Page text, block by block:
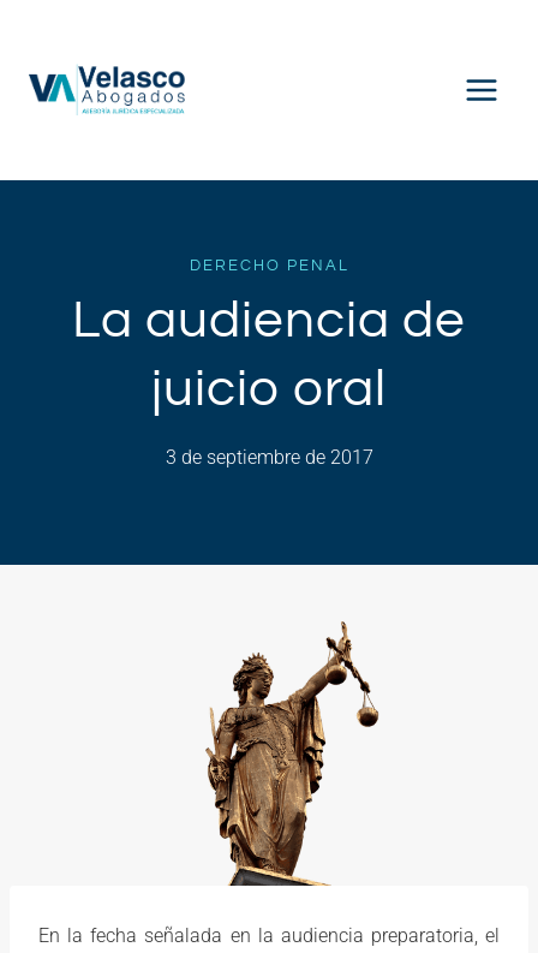
contenido
DERECHO PENAL
La audiencia de
juicio oral
3 de septiembre de 2017
En la fecha señalada en la audiencia preparatoria, el